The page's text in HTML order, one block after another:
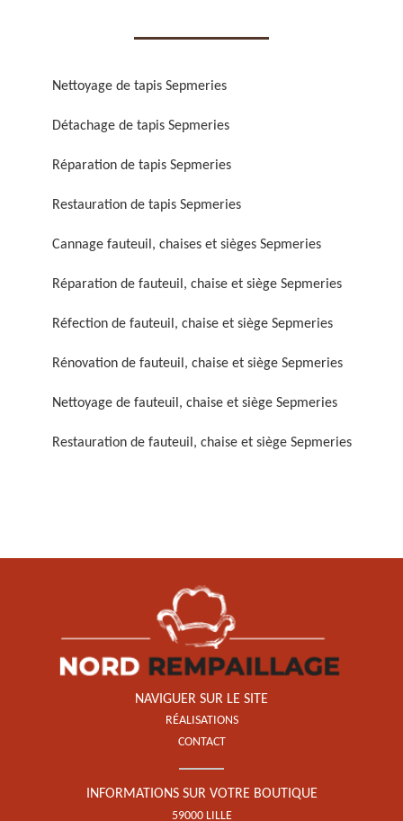
Réparation de fauteuil,
Réfection de fauteuil,
Rénovation de fauteuil,
chaise et siège 59
Nettoyage de fauteuil,
chaise et siège 59
Restauration de fauteuil,
chaise et siège 59
Nettoyage de tapis Sepmeries
Détachage de tapis Sepmeries
Réparation de tapis Sepmeries
Restauration de tapis Sepmeries
Cannage fauteuil, chaises et sièges Sepmeries
Réparation de fauteuil, chaise et siège Sepmeries
Réfection de fauteuil, chaise et siège Sepmeries
Rénovation de fauteuil, chaise et siège Sepmeries
Nettoyage de fauteuil, chaise et siège Sepmeries
Restauration de fauteuil, chaise et siège Sepmeries
NAVIGUER SUR LE SITE
RÉALISATIONS
CONTACT
INFORMATIONS SUR VOTRE BOUTIQUE
59000 LILLE